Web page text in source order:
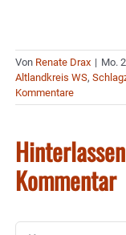
Von Renate Drax | Mo.
Altlandkreis WS,
Kommentare
Kommentar